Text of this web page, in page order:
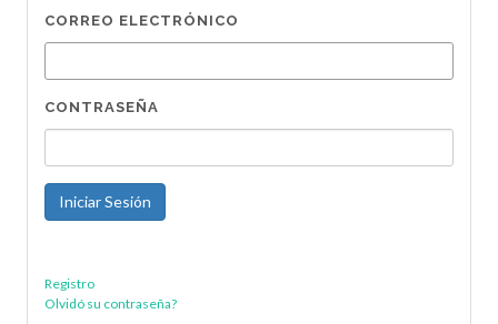
CORREO ELECTRÓNICO
CONTRASEÑA
Registro
Olvidó su contraseña?